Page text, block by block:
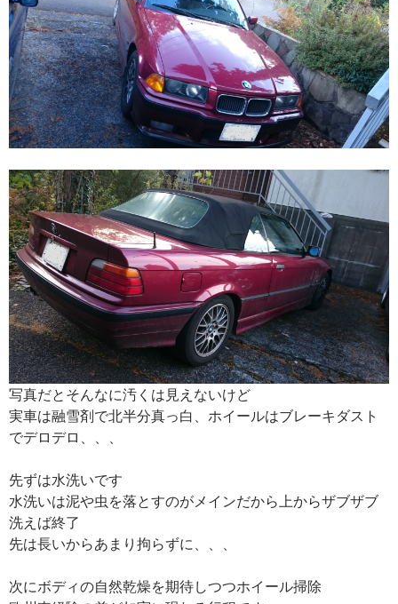
写真だとそんなに汚くは見えないけど
実車は融雪剤で北半分真っ白、ホイールはブレーキダスト
でデロデロ、、、
先ずは水洗いです
水洗いは泥や虫を落とすのがメインだから上からザブザブ
洗えば終了
先は長いからあまり拘らずに、、、
次にボディの自然乾燥を期待しつつホイール掃除